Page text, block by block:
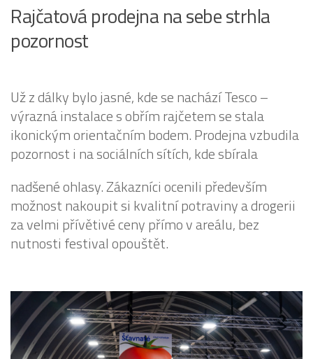
Rajčatová prodejna na sebe strhla
pozornost
Už z dálky bylo jasné, kde se nachází Tesco –
výrazná instalace s obřím rajčetem se stala
ikonickým orientačním bodem. Prodejna vzbudila
pozornost i na sociálních sítích, kde sbírala
nadšené ohlasy. Zákazníci ocenili především
možnost nakoupit si kvalitní potraviny a drogerii
za velmi přívětivé ceny přímo v areálu, bez
nutnosti festival opouštět.